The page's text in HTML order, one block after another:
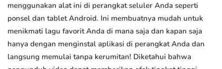
menggunakan alat ini di perangkat seluler Anda seperti
ponsel dan tablet Android. Ini membuatnya mudah untuk
menikmati lagu favorit Anda di mana saja dan kapan saja
hanya dengan menginstal aplikasi di perangkat Anda dan
langsung memulai tanpa kerumitan! Diketahui bahwa